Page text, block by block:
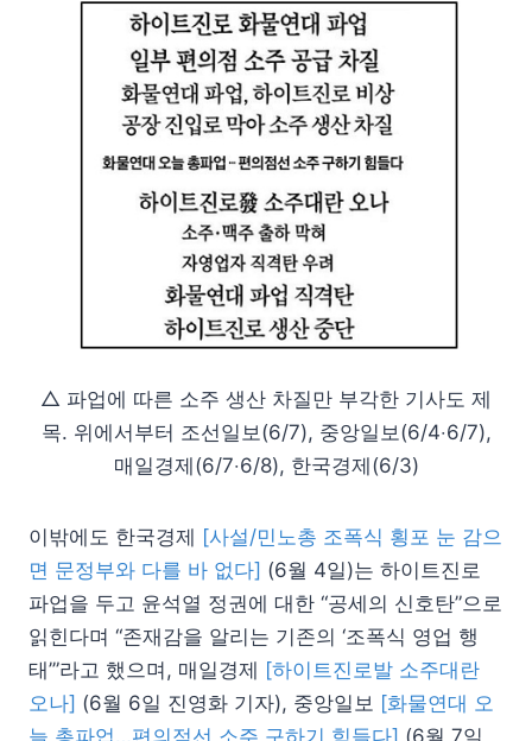
△ 파업에 따른 소주 생산 차질만 부각한 기사도 제
목. 위에서부터 조선일보(6/7), 중앙일보(6/4‧6/7),
매일경제(6/7‧6/8), 한국경제(6/3)
이밖에도 한국경제 [사설/민노총 조폭식 횡포 눈 감으
면 문정부와 다를 바 없다] (6월 4일)는 하이트진로
파업을 두고 윤석열 정권에 대한 “공세의 신호탄”으로
읽힌다며 “존재감을 알리는 기존의 ‘조폭식 영업 행
태’”라고 했으며, 매일경제 [하이트진로발 소주대란
오나] (6월 6일 진영화 기자), 중앙일보 [화물연대 오